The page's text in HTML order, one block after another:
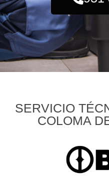
SERVICIO
COLOMA